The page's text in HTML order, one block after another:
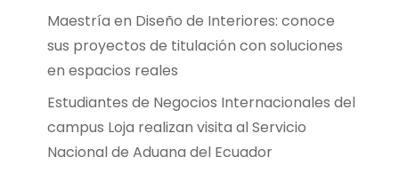
Maestría en Diseño de Interiores: conoce
sus proyectos de titulación con soluciones
en espacios reales
Estudiantes de Negocios Internacionales del
campus Loja realizan visita al Servicio
Nacional de Aduana del Ecuador